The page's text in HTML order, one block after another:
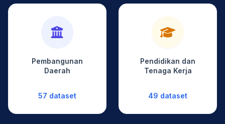
Pembangunan
Daerah
57 dataset
Pendidikan dan
Tenaga Kerja
49 dataset